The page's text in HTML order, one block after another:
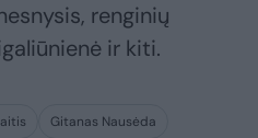
renginių
ir kiti.
Gitanas Nausėda